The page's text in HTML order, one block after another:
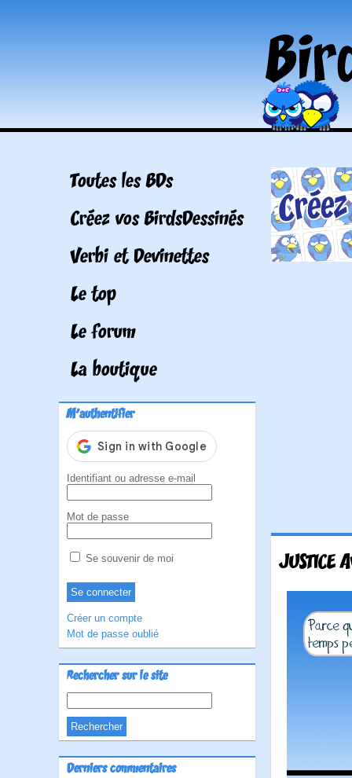
Toutes les BDs
Créez vos BirdsDessinés
Verbi et Devinettes
Le top
Le forum
La boutique
M'authentifier
Identifiant ou adresse e-mail
Mot de passe
Se souvenir de moi
Créer un compte
Mot de passe oublié
Rechercher sur le site
Derniers commentaires
JUSTICE